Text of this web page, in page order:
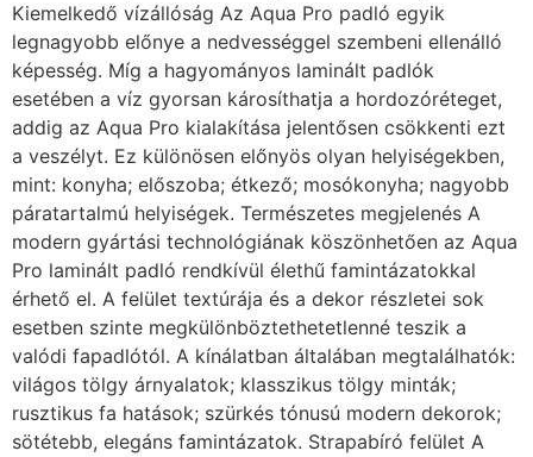
Kiemelkedő vízállóság Az Aqua Pro padló egyik
legnagyobb előnye a nedvességgel szembeni ellenálló
képesség. Míg a hagyományos laminált padlók
esetében a víz gyorsan károsíthatja a hordozóréteget,
addig az Aqua Pro kialakítása jelentősen csökkenti ezt
a veszélyt. Ez különösen előnyös olyan helyiségekben,
mint: konyha; előszoba; étkező; mosókonyha; nagyobb
páratartalmú helyiségek. Természetes megjelenés A
modern gyártási technológiának köszönhetően az Aqua
Pro laminált padló rendkívül élethű famintázatokkal
érhető el. A felület textúrája és a dekor részletei sok
esetben szinte megkülönböztethetetlenné teszik a
valódi fapadlótól. A kínálatban általában megtalálhatók:
világos tölgy árnyalatok; klasszikus tölgy minták;
rusztikus fa hatások; szürkés tónusú modern dekorok;
sötétebb, elegáns famintázatok. Strapabíró felület A